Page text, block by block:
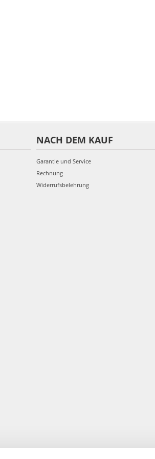
NACH DEM KAUF
Garantie und Service
Rechnung
Widerrufsbelehrung